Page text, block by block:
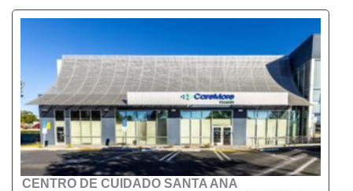
CENTRO DE CUIDADO SANTA ANA